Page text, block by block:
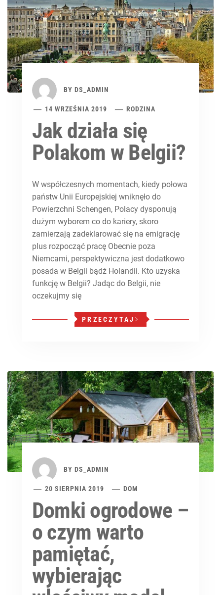
BY DS_ADMIN
14 WRZEŚNIA 2019 RODZINA
Jak działa się
Polakom w Belgii?
W współczesnych momentach, kiedy połowa
państw Unii Europejskiej wniknęło do
Powierzchni Schengen, Polacy dysponują
dużym wyborem co do kariery, skoro
zamierzają zadeklarować się na emigrację
plus rozpocząć pracę Obecnie poza
Niemcami, perspektywiczna jest dodatkowo
posada w Belgii bądź Holandii. Kto uzyska
funkcję w Belgii? Jadąc do Belgii, nie
oczekujmy się
PRZECZYTAJ
BY DS_ADMIN
20 SIERPNIA 2019 DOM
Domki ogrodowe –
o czym warto
pamiętać,
wybierając